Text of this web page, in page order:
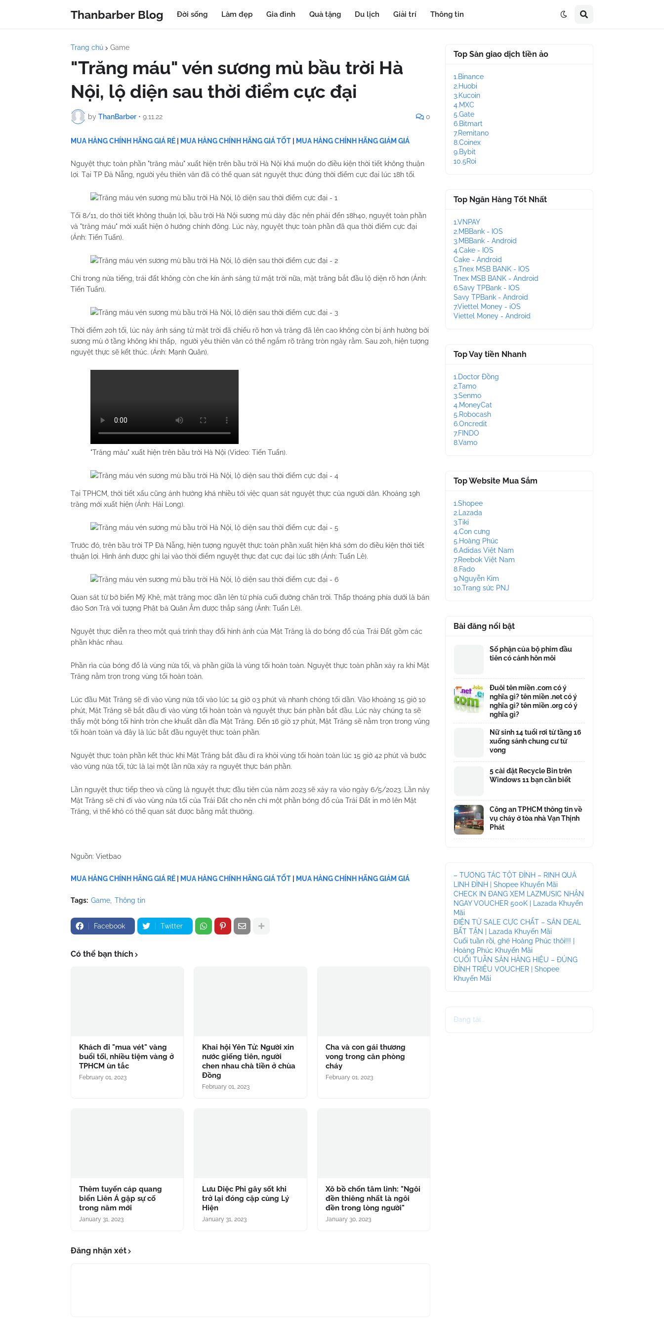
Thanbarber Blog Đời sống Làm đẹp Gia đình Quà tặng Du lịch Giải trí Thông tin
Trang chủ Game
"Trăng máu" vén sương mù bầu trời Hà
Nội, lộ diện sau thời điểm cực đại
by ThanBarber • 9.11.22 0
MUA HÀNG CHÍNH HÃNG GIÁ RẺ MUA HÀNG CHÍNH HÃNG GIÁ TỐT MUA HÀNG CHÍNH HÃNG GIẢM GIÁ
Nguyệt thực toàn phần "trăng máu" xuất hiện trên bầu trời Hà Nội khá muộn do điều kiện thời tiết không thuận
lợi. Tại TP Đà Nẵng, người yêu thiên văn đã có thể quan sát nguyệt thực đúng thời điểm cực đại lúc 18h tối.
Tối 8/11, do thời tiết không thuận lợi, bầu trời Hà Nội sương mù dày đặc nên phải đến 18h40, nguyệt toàn phần
và "trăng máu" mới xuất hiện ở hướng chính đông. Lúc này, nguyệt thực toàn phần đã qua thời điểm cực đại
(Ảnh: Tiến Tuấn).
Chỉ trong nửa tiếng, trái đất không còn che kín ánh sáng từ mặt trời nữa, mặt trăng bắt đầu lộ diện rõ hơn (Ảnh:
Tiến Tuấn).
Thời điểm 20h tối, lúc này ánh sáng từ mặt trời đã chiếu rõ hơn và trăng đã lên cao không còn bị ảnh hưởng bởi
sương mù ở tầng không khí thấp, người yêu thiên văn có thể ngắm rõ trăng tròn ngày rằm. Sau 20h, hiện tượng
nguyệt thực sẽ kết thúc. (Ảnh: Mạnh Quân).
"Trăng máu" xuất hiện trên bầu trời Hà Nội (Video: Tiến Tuấn).
Tại TPHCM, thời tiết xấu cũng ảnh hưởng khá nhiều tới việc quan sát nguyệt thực của người dân. Khoảng 19h
trăng mới xuất hiện (Ảnh: Hải Long).
Trước đó, trên bầu trời TP Đà Nẵng, hiện tượng nguyệt thực toàn phần xuất hiện khá sớm do điều kiện thời tiết
thuận lợi. Hình ảnh được ghi lại vào thời điểm nguyệt thực đạt cực đại lúc 18h (Ảnh: Tuấn Lê).
Quan sát từ bờ biển Mỹ Khê, mặt trăng mọc dần lên từ phía cuối đường chân trời. Thấp thoáng phía dưới là bán
đảo Sơn Trà với tượng Phật bà Quân Âm được thắp sáng (Ảnh: Tuấn Lê).
Nguyệt thực diễn ra theo một quá trình thay đổi hình ảnh của Mặt Trăng là do bóng đổ của Trái Đất gồm các
phần khác nhau.
Phần rìa của bóng đổ là vùng nửa tối, và phần giữa là vùng tối hoàn toàn. Nguyệt thực toàn phần xảy ra khi Mặt
Trăng nằm trọn trong vùng tối hoàn toàn.
Lúc đầu Mặt Trăng sẽ đi vào vùng nửa tối vào lúc 14 giờ 03 phút và nhanh chóng tối dần. Vào khoảng 15 giờ 10
phút, Mặt Trăng sẽ bắt đầu đi vào vùng tối hoàn toàn và nguyệt thực bán phần bắt đầu. Lúc này chúng ta sẽ
thấy một bóng tối hình tròn che khuất dần đĩa Mặt Trăng. Đến 16 giờ 17 phút, Mặt Trăng sẽ nằm trọn trong vùng
tối hoàn toàn và đây là lúc bắt đầu nguyệt thực toàn phần.
Nguyệt thực toàn phần kết thúc khi Mặt Trăng bắt đầu đi ra khỏi vùng tối hoàn toàn lúc 15 giờ 42 phút và bước
vào vùng nửa tối, tức là lại một lần nữa xảy ra nguyệt thực bán phần.
Lần nguyệt thực tiếp theo và cũng là nguyệt thực đầu tiên của năm 2023 sẽ xảy ra vào ngày 6/5/2023. Lần này
Mặt Trăng sẽ chỉ đi vào vùng nửa tối của Trái Đất cho nên chỉ một phần bóng đổ của Trái Đất in mờ lên Mặt
Trăng, vì thế khó có thể quan sát được bằng mắt thường.
Nguồn: Vietbao
MUA HÀNG CHÍNH HÃNG GIÁ RẺ MUA HÀNG CHÍNH HÃNG GIÁ TỐT MUA HÀNG CHÍNH HÃNG GIẢM GIÁ
Tags: Game Thông tin
Facebook Twitter
Có thể bạn thích
Khách đi "mua vét" vàng
buổi tối, nhiều tiệm vàng ở
TPHCM ùn tắc
February 01, 2023
Khai hội Yên Tử: Người xin
nước giếng tiên, người
chen nhau chà tiền ở chùa
Đồng
February 01, 2023
Cha và con gái thương
vong trong căn phòng
cháy
February 01, 2023
Thêm tuyến cáp quang
biển Liên Á gặp sự cố
trong năm mới
January 31, 2023
Lưu Diệc Phi gây sốt khi
trở lại đóng cặp cùng Lý
Hiện
January 31, 2023
Xô bồ chốn tâm linh: "Ngôi
đền thiêng nhất là ngôi
đền trong lòng người"
January 30, 2023
Đăng nhận xét
Top Sàn giao dịch tiền ảo
1.Binance
2.Huobi
3.Kucoin
4.MXC
5.Gate
6.Bitmart
7.Remitano
8.Coinex
9.Bybit
10.5Roi
Top Ngân Hàng Tốt Nhất
1.VNPAY
2.MBBank - IOS
3.MBBank - Android
4.Cake - IOS
Cake - Android
5.Tnex MSB BANK - IOS
Tnex MSB BANK - Android
6.Savy TPBank - IOS
Savy TPBank - Android
7.Viettel Money - iOS
Viettel Money - Android
Top Vay tiền Nhanh
1.Doctor Đồng
2.Tamo
3.Senmo
4.MoneyCat
5.Robocash
6.Oncredit
7.FINDO
8.Vamo
Top Website Mua Sắm
1.Shopee
2.Lazada
3.Tiki
4.Con cưng
5.Hoàng Phúc
6.Adidas Việt Nam
7.Reebok Việt Nam
8.Fado
9.Nguyễn Kim
10.Trang sức PNJ
Bài đăng nổi bật
Số phận của bộ phim đầu
tiên có cảnh hôn môi
Đuôi tên miền .com có ý
nghĩa gì? tên miền .net có ý
nghĩa gì? tên miền .org có ý
nghĩa gì?
Nữ sinh 14 tuổi rơi từ tầng 16
xuống sảnh chung cư tử
vong
5 cài đặt Recycle Bin trên
Windows 11 bạn cần biết
Công an TPHCM thông tin về
vụ cháy ở tòa nhà Vạn Thịnh
Phát
– TƯƠNG TÁC TỘT ĐỈNH – RINH QUÀ
LINH ĐÌNH | Shopee Khuyến Mãi
CHECK IN ĐANG XEM LAZMUSIC NHẬN
NGAY VOUCHER 500K | Lazada Khuyến
Mãi
ĐIỆN TỬ SALE CỰC CHẤT – SĂN DEAL
BẤT TẬN | Lazada Khuyến Mãi
Cuối tuần rồi, ghé Hoàng Phúc thôi!!! |
Hoàng Phúc Khuyến Mãi
CUỐI TUẦN SĂN HÀNG HIỆU – ĐỦNG
ĐỈNH TRIỆU VOUCHER | Shopee
Khuyến Mãi
Đang tải...